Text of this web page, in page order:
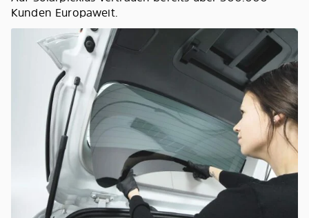
Kunden Europaweit.